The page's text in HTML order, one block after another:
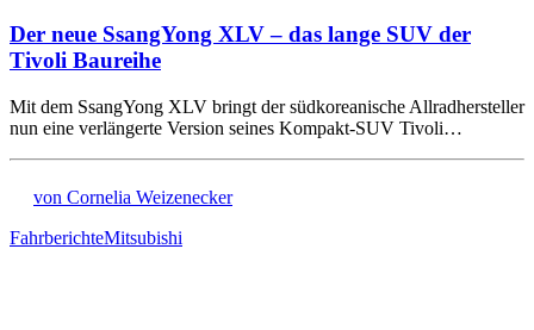
Der neue SsangYong XLV – das lange SUV der
Tivoli Baureihe
Mit dem SsangYong XLV bringt der südkoreanische Allradhersteller
nun eine verlängerte Version seines Kompakt-SUV Tivoli…
von Cornelia Weizenecker
FahrberichteMitsubishi